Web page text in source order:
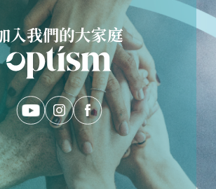
入我們的大家庭